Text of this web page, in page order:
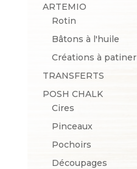
ARTEMIO
Rotin
Bâtons à l'huile
Créations à patiner
TRANSFERTS
POSH CHALK
Cires
Pinceaux
Pochoirs
Découpages